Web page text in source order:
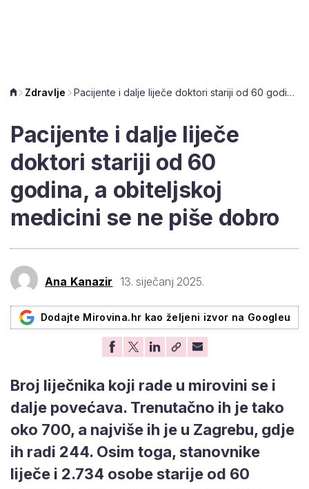
Zdravlje Pacijente i dalje liječe doktori stariji od 60 godina, a obiteljskoj medicini se ne piše dobro
Pacijente i dalje liječe
doktori stariji od 60
godina, a obiteljskoj
medicini se ne piše dobro
Ana Kanazir 13. siječanj 2025.
Dodajte Mirovina.hr kao željeni izvor na Googleu
Broj liječnika koji rade u mirovini se i
dalje povećava. Trenutačno ih je tako
oko 700, a najviše ih je u Zagrebu, gdje
ih radi 244. Osim toga, stanovnike
liječe i 2.734 osobe starije od 60